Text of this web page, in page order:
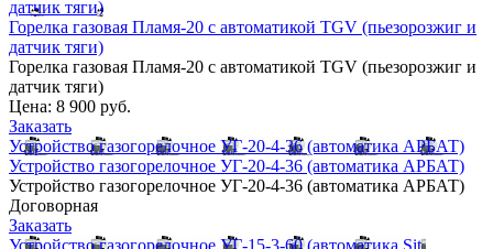
датчик тяги)
Горелка газовая Пламя-20 с автоматикой TGV (пьезорозжиг и
датчик тяги)
Горелка газовая Пламя-20 с автоматикой TGV (пьезорозжиг и
датчик тяги)
Цена: 8 900 руб.
Заказать
Устройство газогорелочное УГ-20-4-36 (автоматика АРБАТ)
Устройство газогорелочное УГ-20-4-36 (автоматика АРБАТ)
Устройство газогорелочное УГ-20-4-36 (автоматика АРБАТ)
Договорная
Заказать
Устройство газогорелочное УГ-15-3-60 (автоматика Sit,